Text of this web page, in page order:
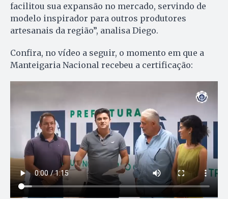
facilitou sua expansão no mercado, servindo de
modelo inspirador para outros produtores
artesanais da região”, analisa Diego.
Confira, no vídeo a seguir, o momento em que a
Manteigaria Nacional recebeu a certificação: